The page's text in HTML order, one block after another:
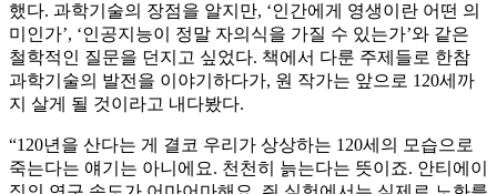
했다. 과학기술의 장점을 알지만, ‘인간에게 영생이란 어떤 의
미인가’, ‘인공지능이 정말 자의식을 가질 수 있는가’와 같은
철학적인 질문을 던지고 싶었다. 책에서 다룬 주제들로 한참
과학기술의 발전을 이야기하다가, 원 작가는 앞으로 120세까
지 살게 될 것이라고 내다봤다.
“120년을 산다는 게 결코 우리가 상상하는 120세의 모습으로
죽는다는 얘기는 아니에요. 천천히 늙는다는 뜻이죠. 안티에이